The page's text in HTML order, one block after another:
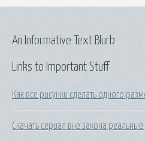
Links to Important Stuff
Как все рисунки сделать одного
Скачать сериал вне закона
An Informative Text Blurb